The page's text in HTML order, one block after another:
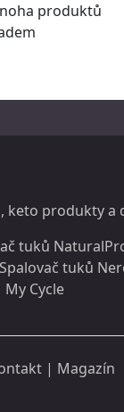
produktů
keto produkty a
tuků
Spalovač tuků
My Cycle
| Magazín